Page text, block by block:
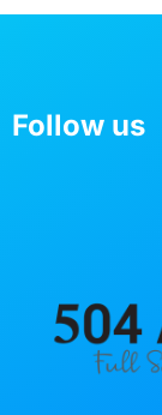
Follow us